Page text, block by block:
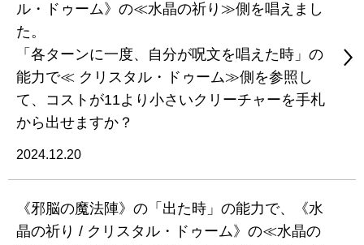
ル・ドゥーム》の≪水晶の祈り≫側を唱えまし
た。
「各ターンに一度、自分が呪文を唱えた時」の
能力で≪ クリスタル・ドゥーム≫側を参照し
て、コストが11より小さいクリーチャーを手札
から出せますか？
2024.12.20
《邪脳の魔法陣》の「出た時」の能力で、《水
晶の祈り / クリスタル・ドゥーム》の≪水晶の